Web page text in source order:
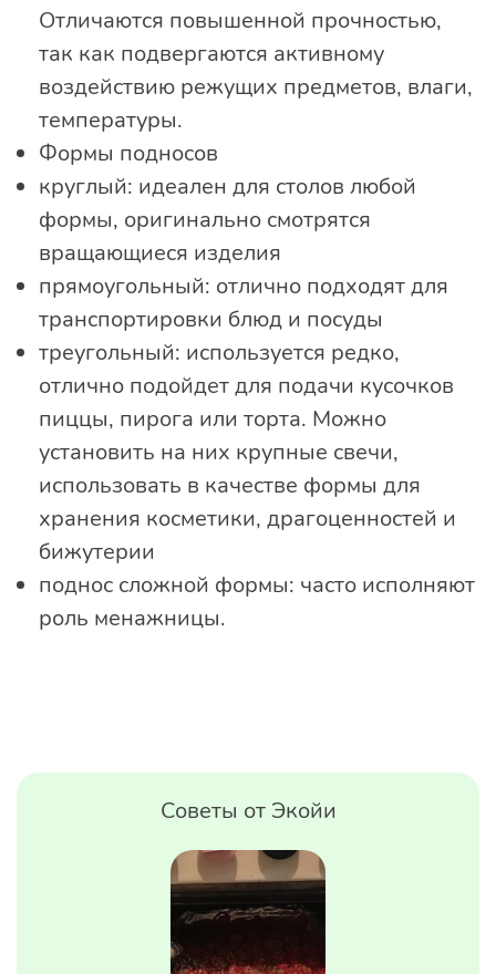
Отличаются повышенной прочностью,
так как подвергаются активному
воздействию режущих предметов, влаги,
температуры.
Формы подносов
круглый: идеален для столов любой
формы, оригинально смотрятся
вращающиеся изделия
прямоугольный: отлично подходят для
транспортировки блюд и посуды
треугольный: используется редко,
отлично подойдет для подачи кусочков
пиццы, пирога или торта. Можно
установить на них крупные свечи,
использовать в качестве формы для
хранения косметики, драгоценностей и
бижутерии
поднос сложной формы: часто исполняют
роль менажницы.
Советы от Экойи